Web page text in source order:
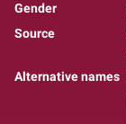
Gender
Source
Alternative names